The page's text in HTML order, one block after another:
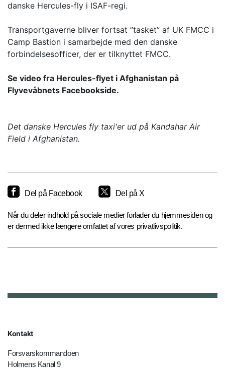
danske Hercules-fly i ISAF-regi.
Transportgaverne bliver fortsat ”tasket” af UK FMCC i
Camp Bastion i samarbejde med den danske
forbindelsesofficer, der er tilknyttet FMCC.
Se video fra Hercules-flyet i Afghanistan på
Flyvevåbnets Facebookside.
Det danske Hercules fly taxi'er ud på Kandahar Air
Field i Afghanistan.
Del på Facebook Del på X
Når du deler indhold på sociale medier forlader du hjemmesiden og
er dermed ikke længere omfattet af vores privatlivspolitik.
Kontakt
Forsvarskommandoen
Holmens Kanal 9